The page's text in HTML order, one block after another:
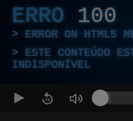
ERRO 100
ERROR ON HTML5
ESTE CONTEÚDO
INDISPONÍVEL